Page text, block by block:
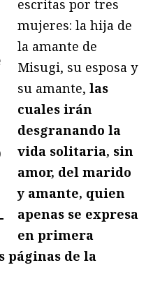
escritas por tres
mujeres: la hija de
la amante de
Misugi, su esposa y
su amante, las
cuales irán
desgranando la
vida solitaria, sin
amor, del marido
y amante, quien
apenas se expresa
en primera
páginas de la